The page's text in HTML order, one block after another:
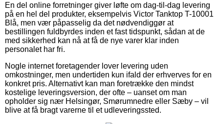
En del online forretninger giver løfte om dag-til-dag levering
på en hel del produkter, eksempelvis Victor Tanktop T-10001
Blå, men vær påpasselig da det nødvendiggør at
bestillingen fuldbyrdes inden et fast tidspunkt, sådan at de
med sikkerhed kan nå at få de nye varer klar inden
personalet har fri.
Nogle internet foretagender lover levering uden
omkostninger, men undertiden kun ifald der erhverves for en
konkret pris. Alternativt kan man foretrække den mindst
kostelige leveringsversion, der ofte – uanset om man
opholder sig nær Helsingør, Smørumnedre eller Sæby – vil
blive at få bragt varerne til et udleveringssted.